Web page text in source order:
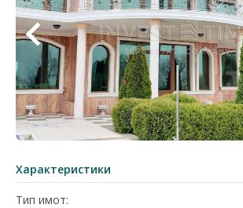
Характеристики
Тип имот: